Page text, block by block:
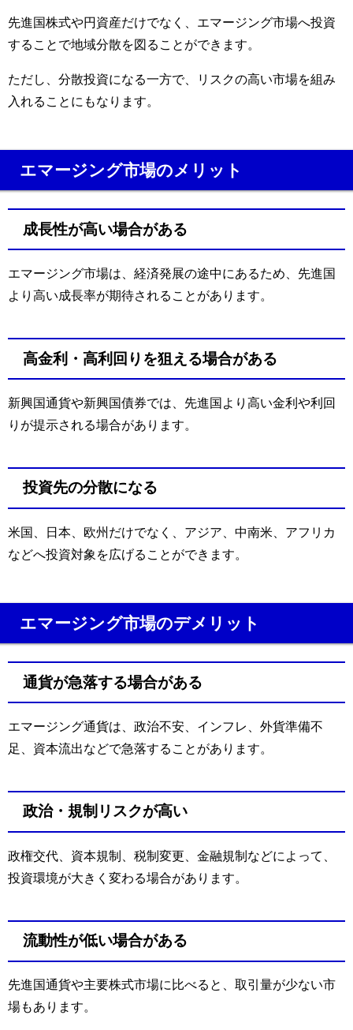
先進国株式や円資産だけでなく、エマージング市場へ投資
することで地域分散を図ることができます。
ただし、分散投資になる一方で、リスクの高い市場を組み
入れることにもなります。
エマージング市場のメリット
成長性が高い場合がある
エマージング市場は、経済発展の途中にあるため、先進国
より高い成長率が期待されることがあります。
高金利・高利回りを狙える場合がある
新興国通貨や新興国債券では、先進国より高い金利や利回
りが提示される場合があります。
投資先の分散になる
米国、日本、欧州だけでなく、アジア、中南米、アフリカ
などへ投資対象を広げることができます。
エマージング市場のデメリット
通貨が急落する場合がある
エマージング通貨は、政治不安、インフレ、外貨準備不
足、資本流出などで急落することがあります。
政治・規制リスクが高い
政権交代、資本規制、税制変更、金融規制などによって、
投資環境が大きく変わる場合があります。
流動性が低い場合がある
先進国通貨や主要株式市場に比べると、取引量が少ない市
場もあります。